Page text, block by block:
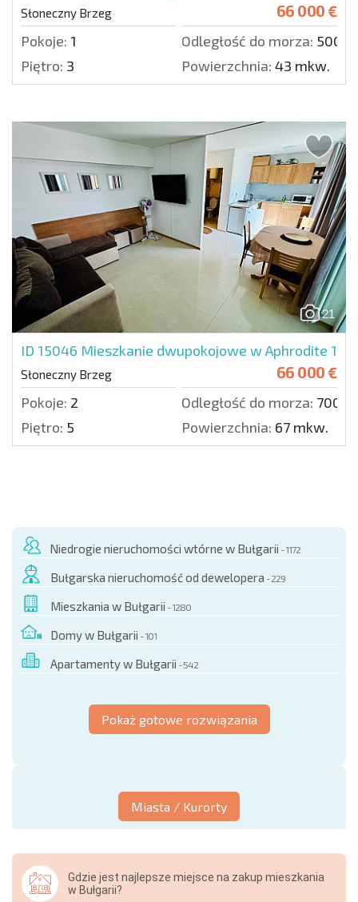
Słoneczny Brzeg 66 000 €
Pokoje: 1 Odległość do morza: 500
Piętro: 3 Powierzchnia: 43 mkw.
21
ID 15046 Mieszkanie dwupokojowe w Aphrodite 1
Słoneczny Brzeg 66 000 €
Pokoje: 2 Odległość do morza: 700
Piętro: 5 Powierzchnia: 67 mkw.
Niedrogie nieruchomości wtórne w Bułgarii - 1172
Bułgarska nieruchomość od dewelopera - 229
Mieszkania w Bułgarii - 1280
Domy w Bułgarii - 101
Apartamenty w Bułgarii - 542
Pokaż gotowe rozwiązania
Miasta / Kurorty
Gdzie jest najlepsze miejsce na zakup mieszkania
w Bułgarii?